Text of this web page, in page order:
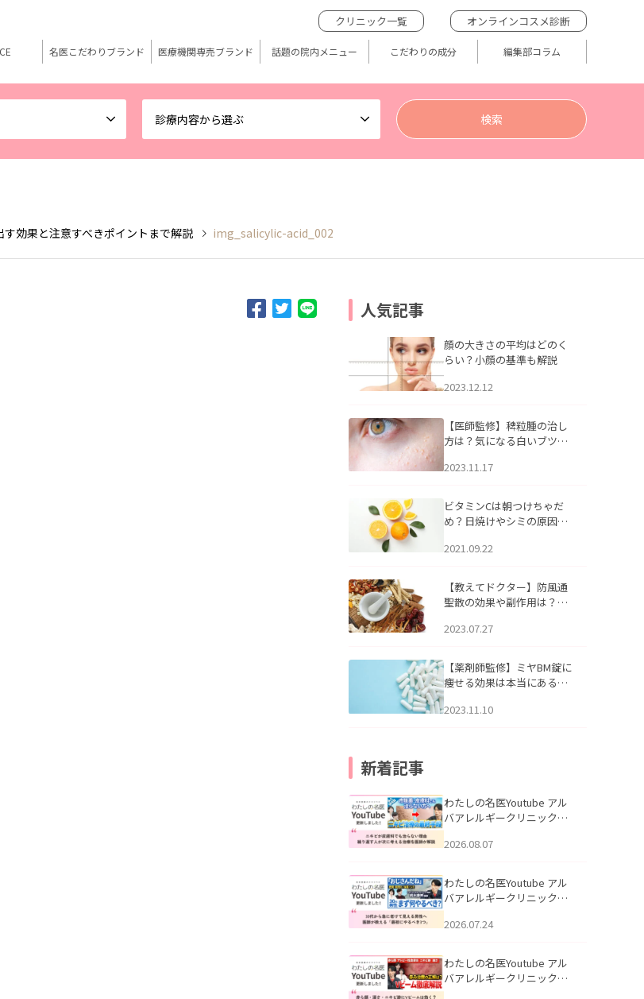
診療内容から選ぶ
クリニック一覧 オンラインコスメ診断
名医こだわりブランド 医療機関専売ブランド 話題の院内メニュー こだわりの成分 編集部コラム
効果と注意すべきポイントまで解説 img_salicylic-acid_002
人気記事
顔の大きさの平均はどのく
らい？小顔の基準も解説
2023.12.12
【医師監修】稗粒腫の治し
方は？気になる白いブツブ
アについて
2023.11.17
ビタミンCは朝つけちゃだ
め？日焼けやシミの原因に
2021.09.22
【教えてドクター】防風通
聖散の効果や副作用は？長
2023.07.27
【薬剤師監修】ミヤBM錠に
痩せる効果は本当にある
2023.11.10
新着記事
わたしの名医Youtube アル
バアレルギークリニック札
らない理由｜繰り返す人が
説」を公開いたしました。
2026.08.07
わたしの名医Youtube アル
バアレルギークリニック札
える男性へ｜医師が教える
公開いたしました。
2026.07.24
わたしの名医Youtube アル
バアレルギークリニック札